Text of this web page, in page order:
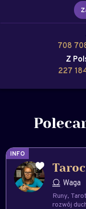
708
Z
227
INFO
Waga
Runy Tarot
rozwój